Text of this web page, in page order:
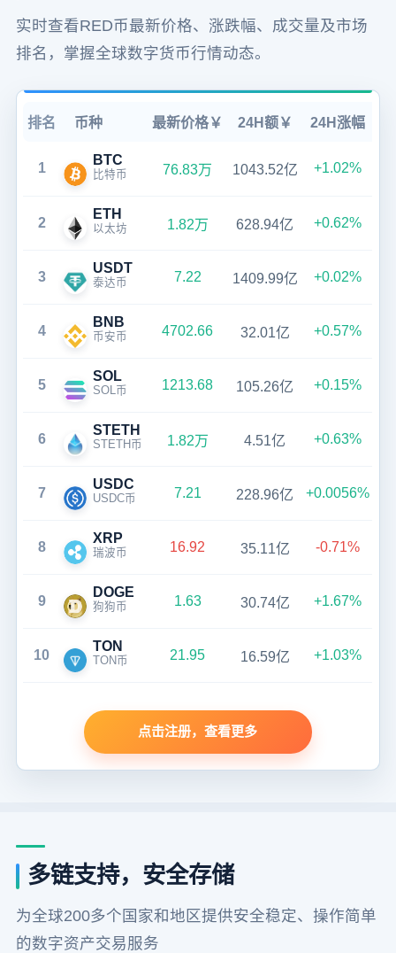
实时查看RED币最新价格、涨跌幅、成交量及市场
排名，掌握全球数字货币行情动态。
排名 币种 最新价格￥ 24H额￥ 24H涨幅
1
BTC
比特币 76.83万 1043.52亿 +1.02%
2
ETH
以太坊 1.82万 628.94亿 +0.62%
3
USDT
泰达币 7.22 1409.99亿 +0.02%
4
BNB
币安币 4702.66 32.01亿 +0.57%
5
SOL
SOL币 1213.68 105.26亿 +0.15%
6
STETH
STETH币 1.82万 4.51亿 +0.63%
7
USDC
USDC币 7.21 228.96亿 +0.0056%
8
XRP
瑞波币 16.92 35.11亿 -0.71%
9
DOGE
狗狗币 1.63 30.74亿 +1.67%
10
TON
TON币 21.95 16.59亿 +1.03%
点击注册，查看更多
多链支持，安全存储
为全球200多个国家和地区提供安全稳定、操作简单
的数字资产交易服务